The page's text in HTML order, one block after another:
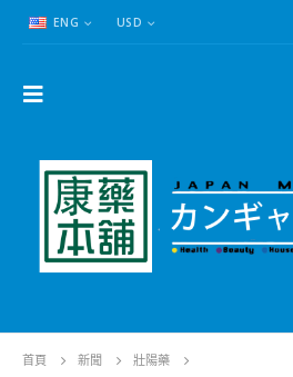
ENG USD
首頁 新聞
壯陽藥